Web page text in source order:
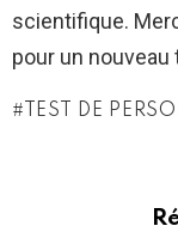
scientifique.
pour un nouveau
TEST DE